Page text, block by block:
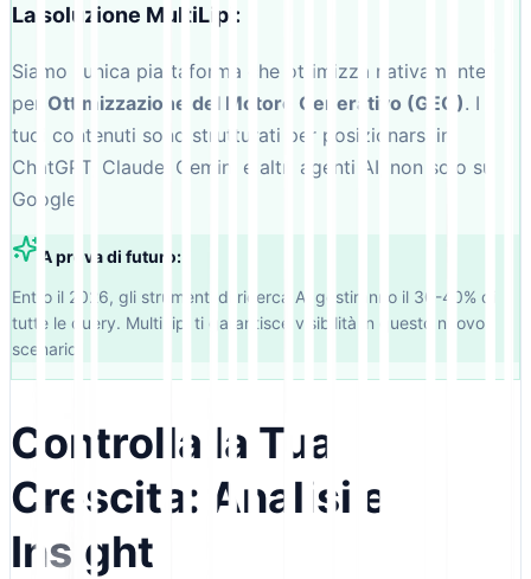
La soluzione MultiLipi:
Siamo l'unica piattaforma che ottimizza nativamente
per Ottimizzazione del Motore Generativo (GEO). I
tuoi contenuti sono strutturati per posizionarsi in
ChatGPT, Claude, Gemini e altri agenti AI, non solo su
Google.
A prova di futuro:
Entro il 2026, gli strumenti di ricerca AI gestiranno il 30-40% di
tutte le query. MultiLipi ti garantisce visibilità in questo nuovo
scenario.
Controlla la Tua
Crescita: Analisi e
Insight